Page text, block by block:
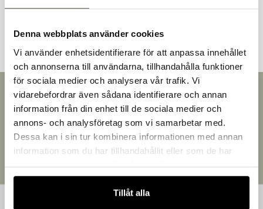
Denna webbplats använder cookies
Vi använder enhetsidentifierare för att anpassa innehållet
och annonserna till användarna, tillhandahålla funktioner
för sociala medier och analysera vår trafik. Vi
vidarebefordrar även sådana identifierare och annan
information från din enhet till de sociala medier och
annons- och analysföretag som vi samarbetar med.
Dessa kan i sin tur kombinera informationen med annan
information som du har tillhandahållit eller som de har
Tillåt alla
Snabb leverans
Leverans inom 3-5 arbetsdagar.
Brett sortiment
Över 30 000 produkter
Egen produktion
Välkommen till Bakers!
Handlar du som företag eller privatperson?
Fortsätt som privatperson